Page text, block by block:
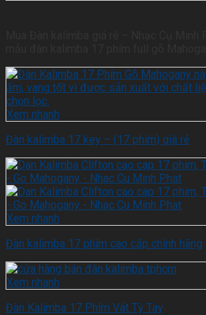
Xem nhanh
Đàn kalimba 17 key – (17 phím) giá rẻ
Xem nhanh
Đàn kalimba 17 phím cao cấp chính hãng
Xem nhanh
Đàn Kalimba 17 Phím Vát Tỳ Tay